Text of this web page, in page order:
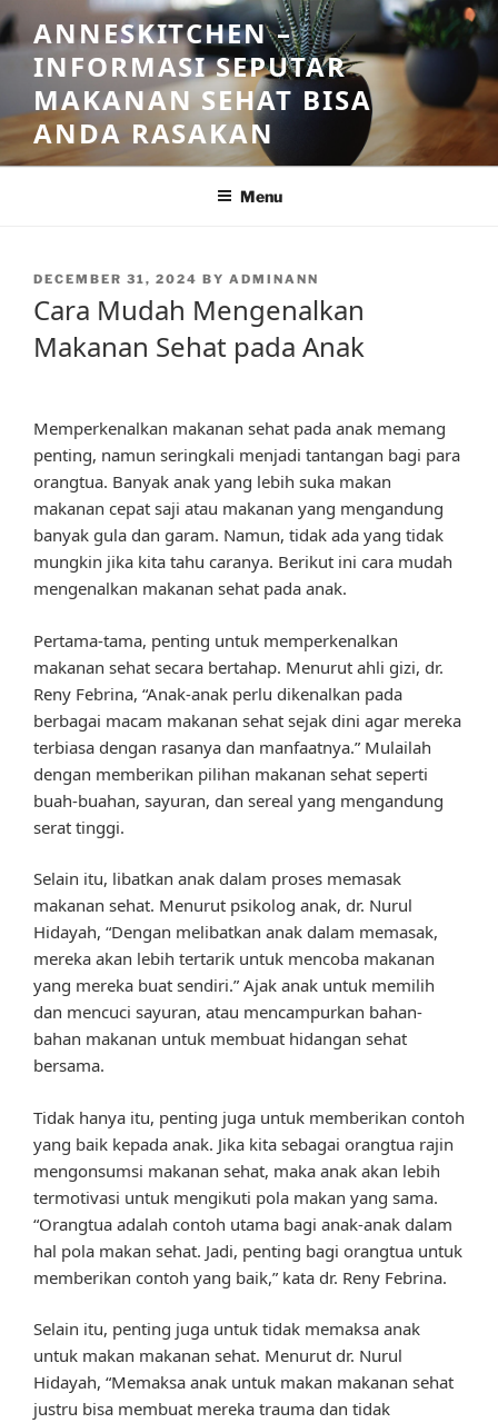
Skip
to
content
ANNESKITCHEN –
INFORMASI SEPUTAR
MAKANAN SEHAT BISA
ANDA RASAKAN
Menu
POSTED
DECEMBER 31, 2024 BY ADMINANN
Cara Mudah Mengenalkan
Makanan Sehat pada Anak
Memperkenalkan makanan sehat pada anak memang
penting, namun seringkali menjadi tantangan bagi para
orangtua. Banyak anak yang lebih suka makan
makanan cepat saji atau makanan yang mengandung
banyak gula dan garam. Namun, tidak ada yang tidak
mungkin jika kita tahu caranya. Berikut ini cara mudah
mengenalkan makanan sehat pada anak.
Pertama-tama, penting untuk memperkenalkan
makanan sehat secara bertahap. Menurut ahli gizi, dr.
Reny Febrina, “Anak-anak perlu dikenalkan pada
berbagai macam makanan sehat sejak dini agar mereka
terbiasa dengan rasanya dan manfaatnya.” Mulailah
dengan memberikan pilihan makanan sehat seperti
buah-buahan, sayuran, dan sereal yang mengandung
serat tinggi.
Selain itu, libatkan anak dalam proses memasak
makanan sehat. Menurut psikolog anak, dr. Nurul
Hidayah, “Dengan melibatkan anak dalam memasak,
mereka akan lebih tertarik untuk mencoba makanan
yang mereka buat sendiri.” Ajak anak untuk memilih
dan mencuci sayuran, atau mencampurkan bahan-
bahan makanan untuk membuat hidangan sehat
bersama.
Tidak hanya itu, penting juga untuk memberikan contoh
yang baik kepada anak. Jika kita sebagai orangtua rajin
mengonsumsi makanan sehat, maka anak akan lebih
termotivasi untuk mengikuti pola makan yang sama.
“Orangtua adalah contoh utama bagi anak-anak dalam
hal pola makan sehat. Jadi, penting bagi orangtua untuk
memberikan contoh yang baik,” kata dr. Reny Febrina.
Selain itu, penting juga untuk tidak memaksa anak
untuk makan makanan sehat. Menurut dr. Nurul
Hidayah, “Memaksa anak untuk makan makanan sehat
justru bisa membuat mereka trauma dan tidak